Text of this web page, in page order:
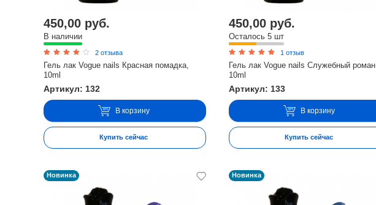
450,00 руб.
В наличии
2 отзыва
Гель лак Vogue nails Красная помадка,
10ml
Артикул: 132
В корзину
Купить сейчас
450,00 руб.
Осталось 5 шт
1 отзыв
Гель лак Vogue nails Служебный роман,
10ml
Артикул: 133
В корзину
Купить сейчас
Новинка Новинка